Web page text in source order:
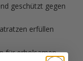
geschützt gegen
erfüllen
für erholsamen